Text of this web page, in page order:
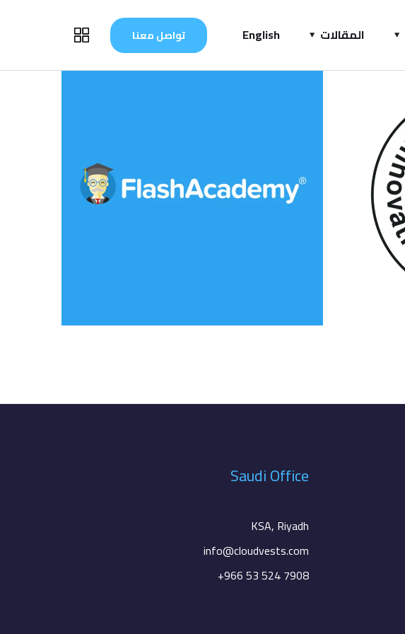
المقالات English تواصل معنا
Saudi Office
KSA, Riyadh
info@cloudvests.com
+966 53 524 7908